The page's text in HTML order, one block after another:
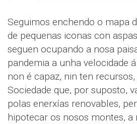
Seguimos enchendo o mapa
de pequenas iconas con
seguen ocupando a nosa
pandemia a unha velocidade
non é capaz, nin ten
Sociedade que, por suposto,
polas enerxías renovables,
hipotecar os nosos montes, a